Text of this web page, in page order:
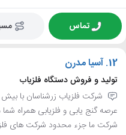
تماس
12. آسیا مدرن
تولید و فروش دستگاه فلزیاب
عرصه گنج یابی و فلزیابی همراه
شرکت ما جزء محدود شرکت های